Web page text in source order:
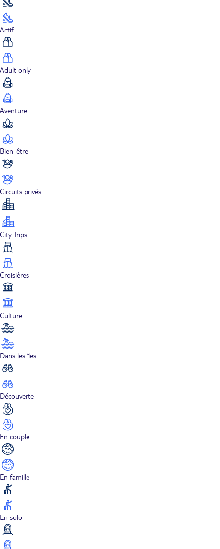
Actif
Adult only
Aventure
Bien-être
Circuits privés
City Trips
Croisières
Culture
Dans les îles
Découverte
En couple
En famille
En solo